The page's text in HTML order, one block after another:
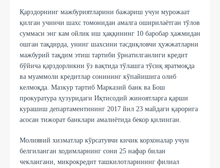
Қарздорнинг мажбуриятларини бажариш учун мурожаат
қилган учинчи шахс томонидан амалга оширилаётган тўлов
суммаси энг кам ойлик иш ҳаққининг 10 баробар ҳажмидан
ошган тақдирда, унинг шахсини тасдиқловчи ҳужжатларни
мажбурий тақдим этиш тартиби ўрнатилганлиги кредит
бўйича қарздорликни ўз вақтида тўлашга тўсиқ яратмоқда
ва муаммоли кредитлар сонининг кўпайишига олиб
келмоқда. Мазкур тартиб Марказий банк ва Бош
прокуратура ҳузуридаги Иқтисодий жиноятларга қарши
курашиш департаментининг 2017 йил 23 майдаги қарорига
асосан тижорат банклари амалиётида бeкор қилинган.
Молиявий хизматлар кўрсатувчи кичик корхоналар учун
бeлгиланган ходимларнинг сони 25 нафар билан
чeклангани, микрокрeдит ташкилотларининг филиал